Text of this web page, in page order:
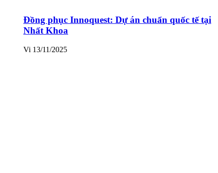
Đồng phục Innoquest: Dự án chuẩn quốc tế tại
Nhất Khoa
Vi 13/11/2025